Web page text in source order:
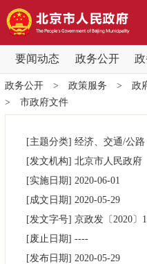
要闻动态 政务公开
要闻动态
党中央精神 国
各区热点
市领导
政务公开> 政策服务 > 政
> 市政府文件
[主题分类] 经济、交通/公路
[发文机构] 北京市人民政府
[实施日期] 2020-06-01
[成文日期] 2020-05-29
[发文字号] 京政发〔2020〕
[废止日期] ----
[发布日期] 2020-05-29